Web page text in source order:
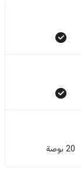
20 بوصة